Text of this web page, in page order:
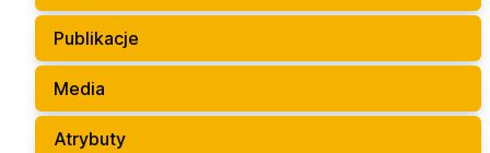
Publikacje
Media
Atrybuty